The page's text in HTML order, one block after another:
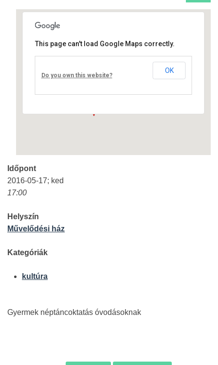
Művelődési ház
Fő út 8 - Nagyréde
This page can't load Google Maps correctly.
Do you own this website?
OK
Időpont
2016-05-17; ked
17:00
Helyszín
Művelődési ház
Kategóriák
kultúra
Gyermek néptáncoktatás óvodásoknak